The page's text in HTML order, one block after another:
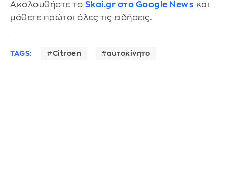
Ακολουθήστε το Skai.gr στο Google News και
μάθετε πρώτοι όλες τις ειδήσεις.
TAGS: Citroen αυτοκίνητο